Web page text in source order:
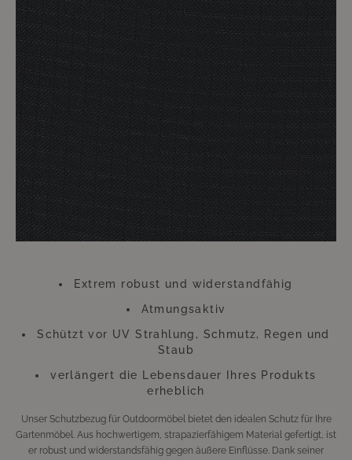
handelt es sich um eine Art lebensverlängernde Maßnahme für Ihre
hochwertigen Möbel.
Ihre Möbel mit diesen Überzügen zu versehen ist im sprichwörtlichen
Handumdrehen erledigt. Der dadurch zu erzielende Nutzen hält ungleich
länger an. Die Überwürfe trotzen zu heftiger Einstrahlung von Sonne und
anderen ungünstigen Wetterverhältnissen. Gerade an diesem Zubehör
sollten Sie also keinesfalls sparen. Diese kleine Investition wird sich
Hundertfach auszahlen, so dass Sie sich lange Zeit an Ihren wie neu
aussehenden Möbeln werden erfreuen können.
Bitte beachten Sie, dass sich die Überzüge aufgrund der UV-Strahlung
farblich verändern können. Dies beeinträchtigt jedoch weder die
Funktion, noch die Langlebigkeit des Überzugs. Der Überzug besteht aus
"""
Extrem robust und widerstandfähig
Atmungsaktiv
Schützt vor UV Strahlung, Schmutz, Regen und
Staub
verlängert die Lebensdauer Ihres Produkts
erheblich
Unser Schutzbezug für Outdoormöbel bietet den idealen Schutz für Ihre
Gartenmöbel. Aus hochwertigem, strapazierfähigem Material gefertigt, ist
er robust und widerstandsfähig gegen äußere Einflüsse. Dank seiner